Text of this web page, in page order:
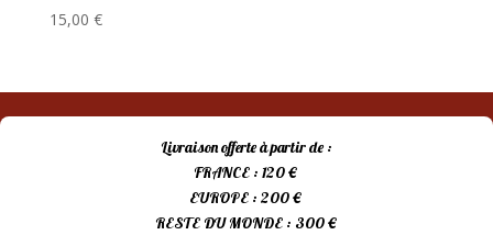
15,00 €
Livraison offerte à partir de :
FRANCE : 120 €
EUROPE : 200 €
RESTE DU MONDE : 300 €